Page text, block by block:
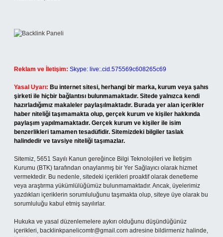
Reklam ve İletişim: Skype: live:.cid.575569c608265c69
Yasal Uyarı: Bu internet sitesi, herhangi bir marka, kurum veya şahıs
şirketi ile hiçbir bağlantısı bulunmamaktadır. Sitede yalnızca kendi
hazırladığımız makaleler paylaşılmaktadır. Burada yer alan içerikler
haber niteliği taşımamakta olup, gerçek kurum ve kişiler hakkında
paylaşım yapılmamaktadır. Gerçek kurum ve kişiler ile isim
benzerlikleri tamamen tesadüfidir. Sitemizdeki bilgiler taslak
halindedir ve tavsiye niteliği taşımazlar.
Sitemiz, 5651 Sayılı Kanun gereğince Bilgi Teknolojileri ve İletişim
Kurumu (BTK) tarafından onaylanmış bir Yer Sağlayıcı olarak hizmet
vermektedir. Bu nedenle, sitedeki içerikleri proaktif olarak denetleme
veya araştırma yükümlülüğümüz bulunmamaktadır. Ancak, üyelerimiz
yazdıkları içeriklerin sorumluluğunu taşımakta olup, siteye üye olarak bu
sorumluluğu kabul etmiş sayılırlar.
Hukuka ve yasal düzenlemelere aykırı olduğunu düşündüğünüz
içerikleri, backlinkpanelicomtr@gmail.com adresine bildirmeniz halinde,